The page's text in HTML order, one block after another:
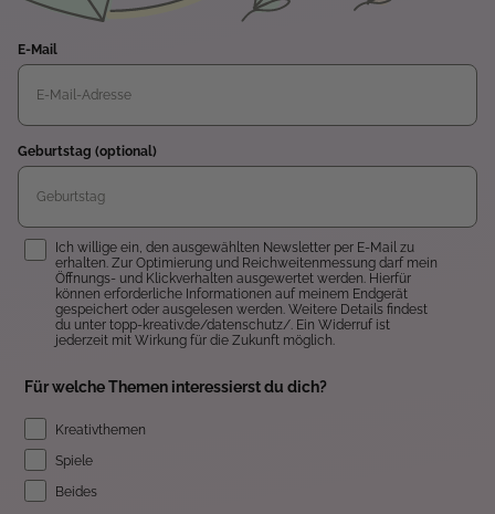
E-Mail
Geburtstag (optional)
Einwilligung
Ich willige ein, den ausgewählten Newsletter per E-Mail zu
erhalten. Zur Optimierung und Reichweitenmessung darf mein
Öffnungs- und Klickverhalten ausgewertet werden. Hierfür
können erforderliche Informationen auf meinem Endgerät
gespeichert oder ausgelesen werden. Weitere Details findest
du unter topp-kreativ.de/datenschutz/. Ein Widerruf ist
jederzeit mit Wirkung für die Zukunft möglich.
Für welche Themen interessierst du dich?
Kreativthemen
Spiele
Beides